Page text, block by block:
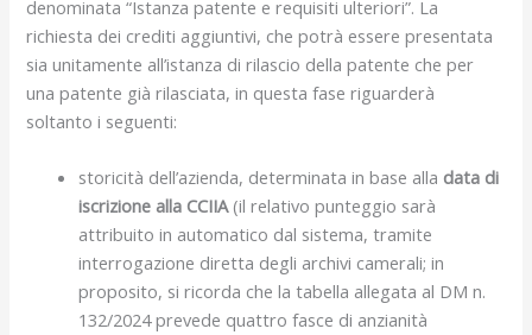
denominata “Istanza patente e requisiti ulteriori”. La
richiesta dei crediti aggiuntivi, che potrà essere presentata
sia unitamente all’istanza di rilascio della patente che per
una patente già rilasciata, in questa fase riguarderà
soltanto i seguenti:
storicità dell’azienda, determinata in base alla data di
iscrizione alla CCIIA(il relativo punteggio sarà
attribuito in automatico dal sistema, tramite
interrogazione diretta degli archivi camerali; in
proposito, si ricorda che la tabella allegata al DM n.
132/2024 prevede quattro fasce di anzianità